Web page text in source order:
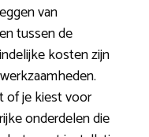
van
tussen de
kosten zijn
of je kiest voor
onderdelen die